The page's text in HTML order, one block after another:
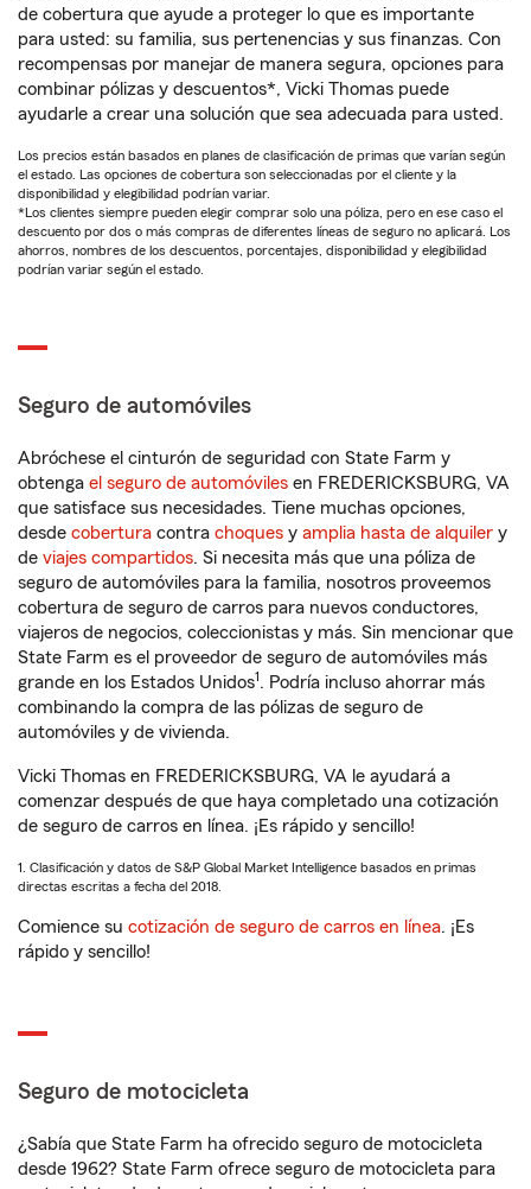
de cobertura que ayude a proteger lo que es importante
para usted: su familia, sus pertenencias y sus finanzas. Con
recompensas por manejar de manera segura, opciones para
combinar pólizas y descuentos*, Vicki Thomas puede
ayudarle a crear una solución que sea adecuada para usted.
Los precios están basados en planes de clasificación de primas que varían según
el estado. Las opciones de cobertura son seleccionadas por el cliente y la
disponibilidad y elegibilidad podrían variar.
*Los clientes siempre pueden elegir comprar solo una póliza, pero en ese caso el
descuento por dos o más compras de diferentes líneas de seguro no aplicará. Los
ahorros, nombres de los descuentos, porcentajes, disponibilidad y elegibilidad
podrían variar según el estado.
Seguro de automóviles
Abróchese el cinturón de seguridad con State Farm y
obtenga el seguro de automóviles en FREDERICKSBURG, VA
que satisface sus necesidades. Tiene muchas opciones,
desde cobertura contra choques y amplia hasta de alquiler y
de viajes compartidos. Si necesita más que una póliza de
seguro de automóviles para la familia, nosotros proveemos
cobertura de seguro de carros para nuevos conductores,
viajeros de negocios, coleccionistas y más. Sin mencionar que
State Farm es el proveedor de seguro de automóviles más
grande en los Estados Unidos1. Podría incluso ahorrar más
combinando la compra de las pólizas de seguro de
automóviles y de vivienda.
Vicki Thomas en FREDERICKSBURG, VA le ayudará a
comenzar después de que haya completado una cotización
de seguro de carros en línea. ¡Es rápido y sencillo!
1. Clasificación y datos de S&P Global Market Intelligence basados en primas
directas escritas a fecha del 2018.
Comience su cotización de seguro de carros en línea. ¡Es
rápido y sencillo!
Seguro de motocicleta
¿Sabía que State Farm ha ofrecido seguro de motocicleta
desde 1962? State Farm ofrece seguro de motocicleta para